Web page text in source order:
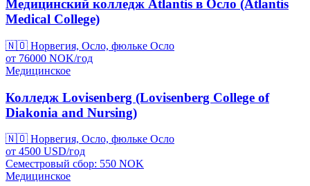
Медицинский колледж Atlantis в Осло (Atlantis
Medical College)
🇳🇴 Норвегия, Осло, фюльке Осло
от 76000 NOK/год
Медицинское
Колледж Lovisenberg (Lovisenberg College of
Diakonia and Nursing)
🇳🇴 Норвегия, Осло, фюльке Осло
от 4500 USD/год
Семестровый сбор: 550 NOK
Медицинское